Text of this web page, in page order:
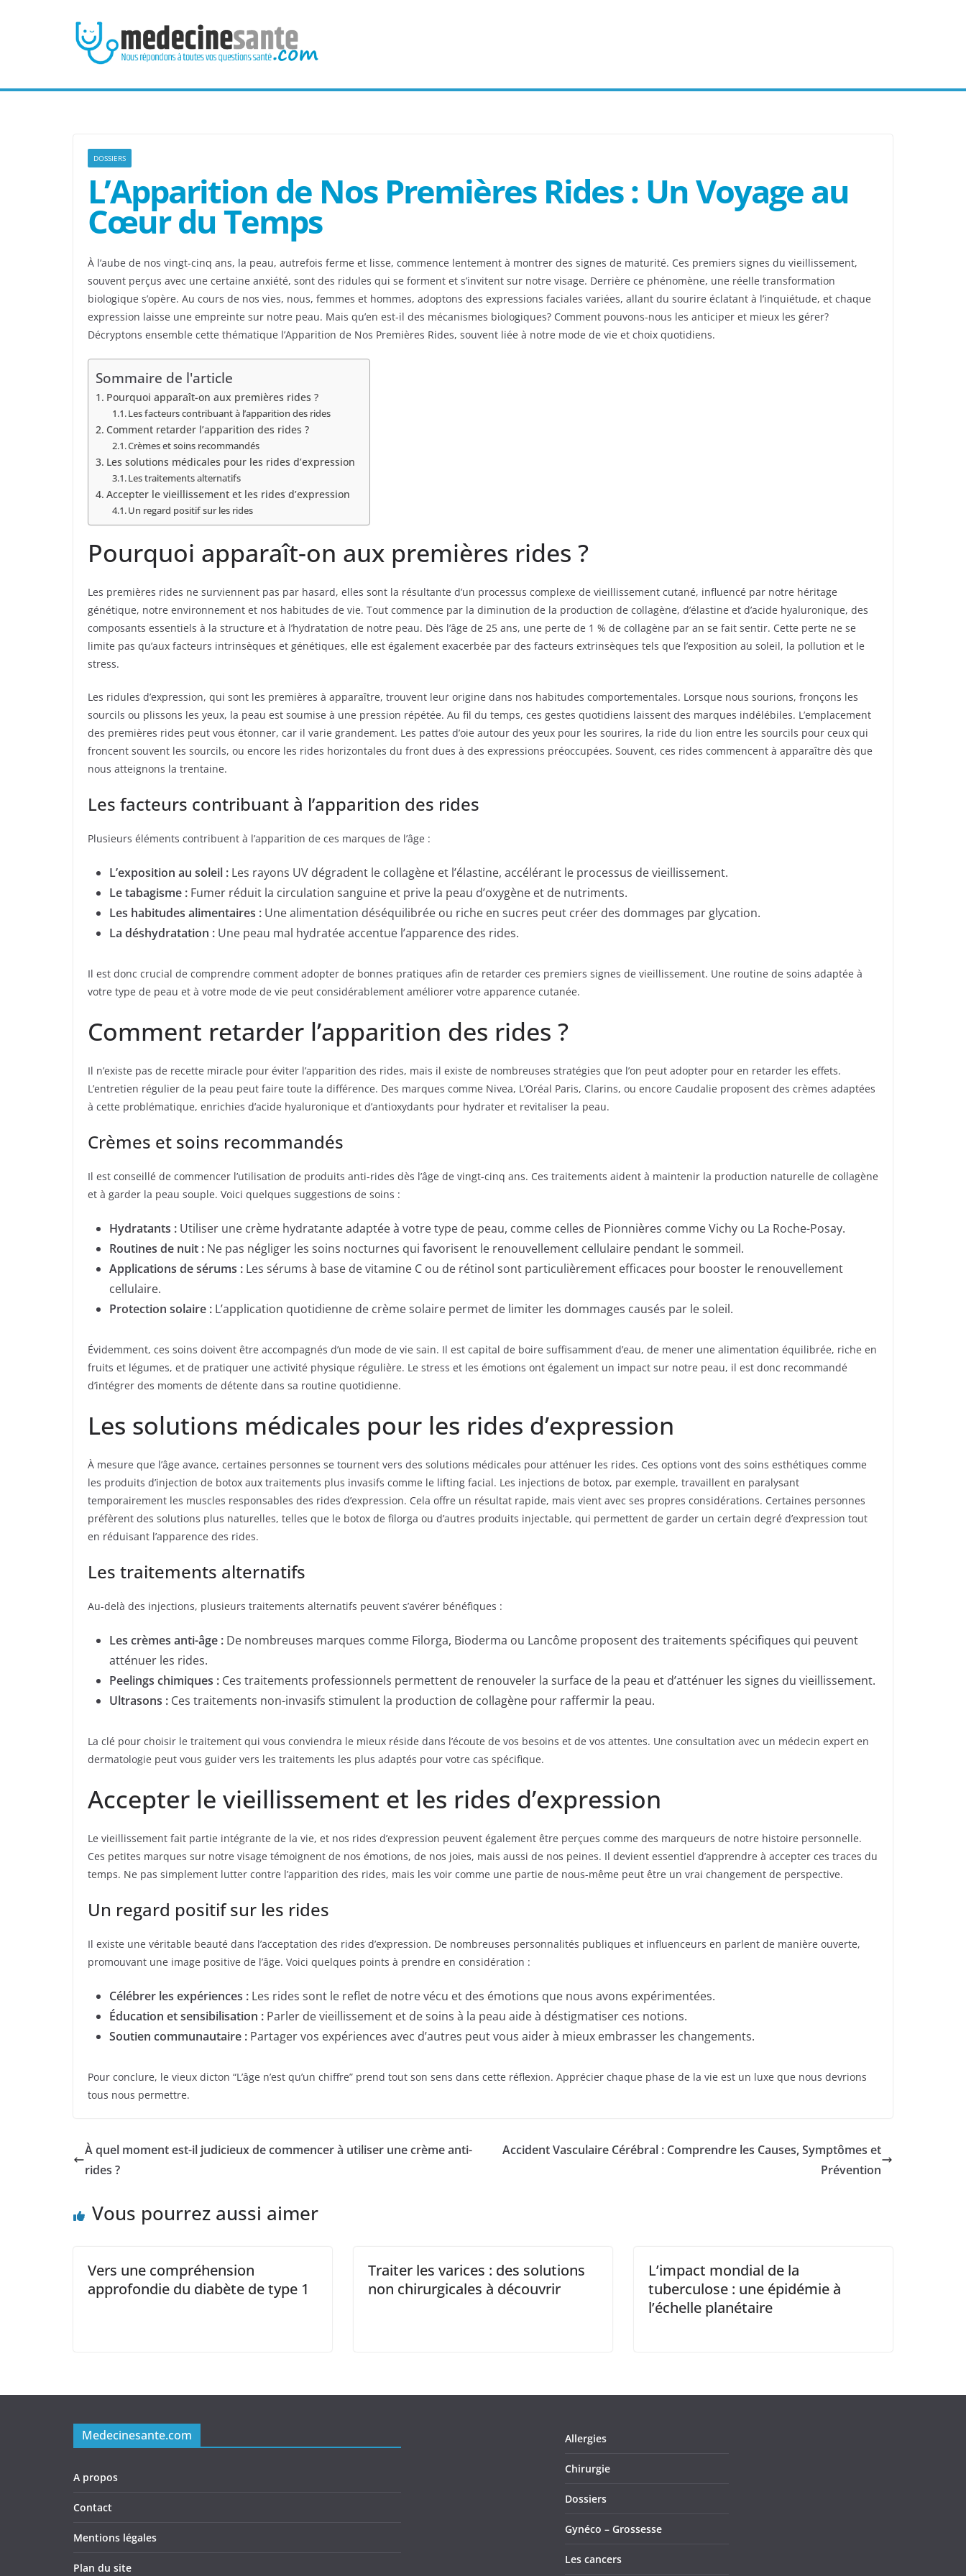
DOSSIERS
L’Apparition de Nos Premières Rides : Un Voyage au
Cœur du Temps
À l’aube de nos vingt-cinq ans, la peau, autrefois ferme et lisse, commence lentement à montrer des signes de maturité. Ces premiers signes du vieillissement,
souvent perçus avec une certaine anxiété, sont des ridules qui se forment et s’invitent sur notre visage. Derrière ce phénomène, une réelle transformation
biologique s’opère. Au cours de nos vies, nous, femmes et hommes, adoptons des expressions faciales variées, allant du sourire éclatant à l’inquiétude, et chaque
expression laisse une empreinte sur notre peau. Mais qu’en est-il des mécanismes biologiques? Comment pouvons-nous les anticiper et mieux les gérer?
Décryptons ensemble cette thématique l’Apparition de Nos Premières Rides, souvent liée à notre mode de vie et choix quotidiens.
Sommaire de l'article
Pourquoi apparaît-on aux premières rides ?
Les facteurs contribuant à l’apparition des rides
Comment retarder l’apparition des rides ?
Crèmes et soins recommandés
Les solutions médicales pour les rides d’expression
Les traitements alternatifs
Accepter le vieillissement et les rides d’expression
Un regard positif sur les rides
Pourquoi apparaît-on aux premières rides ?
Les premières rides ne surviennent pas par hasard, elles sont la résultante d’un processus complexe de vieillissement cutané, influencé par notre héritage
génétique, notre environnement et nos habitudes de vie. Tout commence par la diminution de la production de collagène, d’élastine et d’acide hyaluronique, des
composants essentiels à la structure et à l’hydratation de notre peau. Dès l’âge de 25 ans, une perte de 1 % de collagène par an se fait sentir. Cette perte ne se
limite pas qu’aux facteurs intrinsèques et génétiques, elle est également exacerbée par des facteurs extrinsèques tels que l’exposition au soleil, la pollution et le
stress.
Les ridules d’expression, qui sont les premières à apparaître, trouvent leur origine dans nos habitudes comportementales. Lorsque nous sourions, fronçons les
sourcils ou plissons les yeux, la peau est soumise à une pression répétée. Au fil du temps, ces gestes quotidiens laissent des marques indélébiles. L’emplacement
des premières rides peut vous étonner, car il varie grandement. Les pattes d’oie autour des yeux pour les sourires, la ride du lion entre les sourcils pour ceux qui
froncent souvent les sourcils, ou encore les rides horizontales du front dues à des expressions préoccupées. Souvent, ces rides commencent à apparaître dès que
nous atteignons la trentaine.
Les facteurs contribuant à l’apparition des rides
Plusieurs éléments contribuent à l’apparition de ces marques de l’âge :
L’exposition au soleil : Les rayons UV dégradent le collagène et l’élastine, accélérant le processus de vieillissement.
Le tabagisme : Fumer réduit la circulation sanguine et prive la peau d’oxygène et de nutriments.
Les habitudes alimentaires : Une alimentation déséquilibrée ou riche en sucres peut créer des dommages par glycation.
La déshydratation : Une peau mal hydratée accentue l’apparence des rides.
Il est donc crucial de comprendre comment adopter de bonnes pratiques afin de retarder ces premiers signes de vieillissement. Une routine de soins adaptée à
votre type de peau et à votre mode de vie peut considérablement améliorer votre apparence cutanée.
Comment retarder l’apparition des rides ?
Il n’existe pas de recette miracle pour éviter l’apparition des rides, mais il existe de nombreuses stratégies que l’on peut adopter pour en retarder les effets.
L’entretien régulier de la peau peut faire toute la différence. Des marques comme Nivea, L’Oréal Paris, Clarins, ou encore Caudalie proposent des crèmes adaptées
à cette problématique, enrichies d’acide hyaluronique et d’antioxydants pour hydrater et revitaliser la peau.
Crèmes et soins recommandés
Il est conseillé de commencer l’utilisation de produits anti-rides dès l’âge de vingt-cinq ans. Ces traitements aident à maintenir la production naturelle de collagène
et à garder la peau souple. Voici quelques suggestions de soins :
Hydratants : Utiliser une crème hydratante adaptée à votre type de peau, comme celles de Pionnières comme Vichy ou La Roche-Posay.
Routines de nuit : Ne pas négliger les soins nocturnes qui favorisent le renouvellement cellulaire pendant le sommeil.
Applications de sérums : Les sérums à base de vitamine C ou de rétinol sont particulièrement efficaces pour booster le renouvellement
cellulaire.
Protection solaire : L’application quotidienne de crème solaire permet de limiter les dommages causés par le soleil.
Évidemment, ces soins doivent être accompagnés d’un mode de vie sain. Il est capital de boire suffisamment d’eau, de mener une alimentation équilibrée, riche en
fruits et légumes, et de pratiquer une activité physique régulière. Le stress et les émotions ont également un impact sur notre peau, il est donc recommandé
d’intégrer des moments de détente dans sa routine quotidienne.
Les solutions médicales pour les rides d’expression
À mesure que l’âge avance, certaines personnes se tournent vers des solutions médicales pour atténuer les rides. Ces options vont des soins esthétiques comme
les produits d’injection de botox aux traitements plus invasifs comme le lifting facial. Les injections de botox, par exemple, travaillent en paralysant
temporairement les muscles responsables des rides d’expression. Cela offre un résultat rapide, mais vient avec ses propres considérations. Certaines personnes
préfèrent des solutions plus naturelles, telles que le botox de filorga ou d’autres produits injectable, qui permettent de garder un certain degré d’expression tout
en réduisant l’apparence des rides.
Les traitements alternatifs
Au-delà des injections, plusieurs traitements alternatifs peuvent s’avérer bénéfiques :
Les crèmes anti-âge : De nombreuses marques comme Filorga, Bioderma ou Lancôme proposent des traitements spécifiques qui peuvent
atténuer les rides.
Peelings chimiques : Ces traitements professionnels permettent de renouveler la surface de la peau et d’atténuer les signes du vieillissement.
Ultrasons : Ces traitements non-invasifs stimulent la production de collagène pour raffermir la peau.
La clé pour choisir le traitement qui vous conviendra le mieux réside dans l’écoute de vos besoins et de vos attentes. Une consultation avec un médecin expert en
dermatologie peut vous guider vers les traitements les plus adaptés pour votre cas spécifique.
Accepter le vieillissement et les rides d’expression
Le vieillissement fait partie intégrante de la vie, et nos rides d’expression peuvent également être perçues comme des marqueurs de notre histoire personnelle.
Ces petites marques sur notre visage témoignent de nos émotions, de nos joies, mais aussi de nos peines. Il devient essentiel d’apprendre à accepter ces traces du
temps. Ne pas simplement lutter contre l’apparition des rides, mais les voir comme une partie de nous-même peut être un vrai changement de perspective.
Un regard positif sur les rides
Il existe une véritable beauté dans l’acceptation des rides d’expression. De nombreuses personnalités publiques et influenceurs en parlent de manière ouverte,
promouvant une image positive de l’âge. Voici quelques points à prendre en considération :
Célébrer les expériences : Les rides sont le reflet de notre vécu et des émotions que nous avons expérimentées.
Éducation et sensibilisation : Parler de vieillissement et de soins à la peau aide à déstigmatiser ces notions.
Soutien communautaire : Partager vos expériences avec d’autres peut vous aider à mieux embrasser les changements.
Pour conclure, le vieux dicton “L’âge n’est qu’un chiffre” prend tout son sens dans cette réflexion. Apprécier chaque phase de la vie est un luxe que nous devrions
tous nous permettre.
À quel moment est-il judicieux de commencer à utiliser une crème anti-
rides ?
Accident Vasculaire Cérébral : Comprendre les Causes, Symptômes et
Prévention
Vous pourrez aussi aimer
Vers une compréhension
approfondie du diabète de type 1
Traiter les varices : des solutions
non chirurgicales à découvrir
L’impact mondial de la
tuberculose : une épidémie à
l’échelle planétaire
Medecinesante.com
A propos
Contact
Mentions légales
Plan du site
Allergies
Chirurgie
Dossiers
Gynéco – Grossesse
Les cancers